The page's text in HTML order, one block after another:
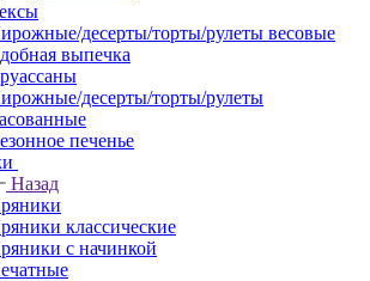
десерты/торты/рулеты весовые
выпечка
десерты/торты/рулеты
печенье
Назад
классические
с начинкой